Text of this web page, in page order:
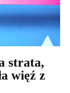
strata,
więź z